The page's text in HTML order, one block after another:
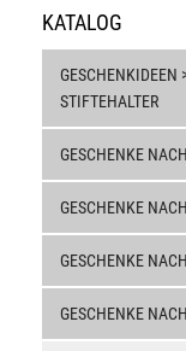
KATALOG
GESCHENKIDEEN
STIFTEHALTER
GESCHENKE
GESCHENKE
GESCHENKE
GESCHENKE